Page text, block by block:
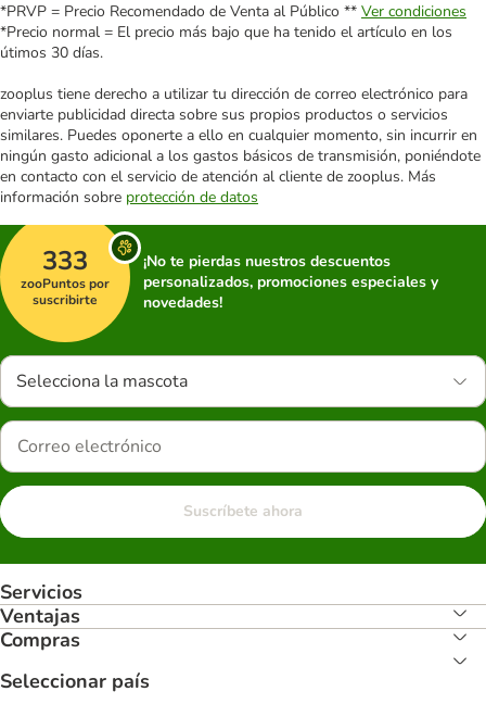
*PRVP = Precio Recomendado de Venta al Público ** Ver condiciones
*Precio normal = El precio más bajo que ha tenido el artículo en los
útimos 30 días.
zooplus tiene derecho a utilizar tu dirección de correo electrónico para
enviarte publicidad directa sobre sus propios productos o servicios
similares. Puedes oponerte a ello en cualquier momento, sin incurrir en
ningún gasto adicional a los gastos básicos de transmisión, poniéndote
en contacto con el servicio de atención al cliente de zooplus. Más
información sobre protección de datos
333
zooPuntos por
suscribirte
¡No te pierdas nuestros descuentos
personalizados, promociones especiales y
novedades!
Selecciona la mascota
Suscríbete ahora
Servicios
Ventajas
Compras
Seleccionar país